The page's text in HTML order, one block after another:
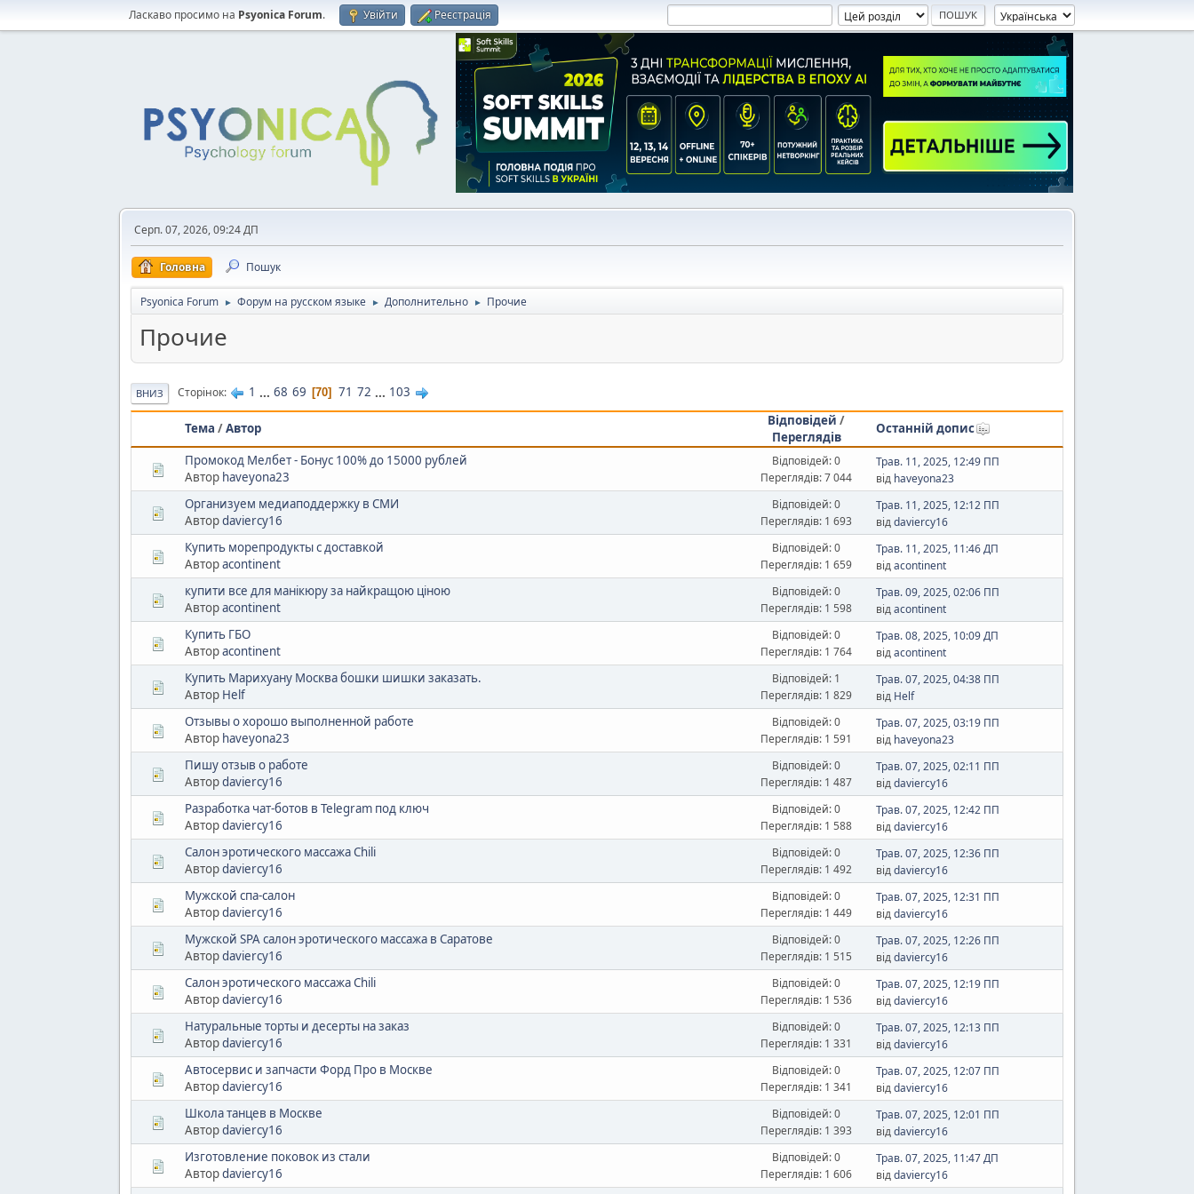
Ласкаво просимо на Psyonica Forum. Увійти Реєстрація
Серп. 07, 2026, 09:24 ДП
Головна Пошук
Psyonica Forum ► Форум на русском языке ► Дополнительно ► Прочие
Прочие
ВНИЗ Сторінок 1 ... 68 69 70 71 72 ... 103
Тема /Автор
Відповідей /
Переглядів
Останній допис
Промокод Мелбет - Бонус 100% до 15000 рублей
Автор haveyona23
Відповідей: 0
Переглядів: 7 044
Трав. 11, 2025, 12:49 ПП
від haveyona23
Организуем медиаподдержку в СМИ
Авторdaviercy16
Відповідей: 0
Переглядів: 1 693
Трав. 11, 2025, 12:12 ПП
відdaviercy16
Купить морепродукты с доставкой
Авторacontinent
Відповідей: 0
Переглядів: 1 659
Трав. 11, 2025, 11:46 ДП
відacontinent
купити все для манікюру за найкращою ціною
Авторacontinent
Відповідей: 0
Переглядів: 1 598
Трав. 09, 2025, 02:06 ПП
відacontinent
Купить ГБО
Авторacontinent
Відповідей: 0
Переглядів: 1 764
Трав. 08, 2025, 10:09 ДП
відacontinent
Купить Марихуану Москва бошки шишки заказать.
Автор Helf
Відповідей: 1
Переглядів: 1 829
Трав. 07, 2025, 04:38 ПП
від Helf
Отзывы о хорошо выполненной работе
Автор haveyona23
Відповідей: 0
Переглядів: 1 591
Трав. 07, 2025, 03:19 ПП
від haveyona23
Пишу отзыв о работе
Авторdaviercy16
Відповідей: 0
Переглядів: 1 487
Трав. 07, 2025, 02:11 ПП
відdaviercy16
Разработка чат-ботов в Telegram под ключ
Авторdaviercy16
Відповідей: 0
Переглядів: 1 588
Трав. 07, 2025, 12:42 ПП
відdaviercy16
Салон эротического массажа Chili
Авторdaviercy16
Відповідей: 0
Переглядів: 1 492
Трав. 07, 2025, 12:36 ПП
відdaviercy16
Мужской спа-салон
Авторdaviercy16
Відповідей: 0
Переглядів: 1 449
Трав. 07, 2025, 12:31 ПП
відdaviercy16
Мужской SPA салон эротического массажа в Саратове
Авторdaviercy16
Відповідей: 0
Переглядів: 1 515
Трав. 07, 2025, 12:26 ПП
відdaviercy16
Салон эротического массажа Chili
Авторdaviercy16
Відповідей: 0
Переглядів: 1 536
Трав. 07, 2025, 12:19 ПП
відdaviercy16
Натуральные торты и десерты на заказ
Авторdaviercy16
Відповідей: 0
Переглядів: 1 331
Трав. 07, 2025, 12:13 ПП
відdaviercy16
Автосервис и запчасти Форд Про в Москве
Авторdaviercy16
Відповідей: 0
Переглядів: 1 341
Трав. 07, 2025, 12:07 ПП
відdaviercy16
Школа танцев в Москве
Авторdaviercy16
Відповідей: 0
Переглядів: 1 393
Трав. 07, 2025, 12:01 ПП
відdaviercy16
Изготовление поковок из стали
Авторdaviercy16
Відповідей: 0
Переглядів: 1 606
Трав. 07, 2025, 11:47 ДП
відdaviercy16